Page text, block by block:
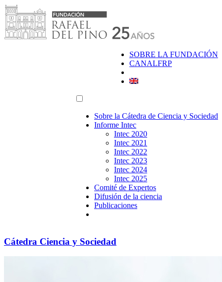
Saltar
al
contenido
SOBRE LA FUNDACIÓN
CANALFRP
Sobre la Cátedra de Ciencia y Sociedad
Informe Intec
Intec 2020
Intec 2021
Intec 2022
Intec 2023
Intec 2024
Intec 2025
Comité de Expertos
Difusión de la ciencia
Publicaciones
Cátedra Ciencia y Sociedad